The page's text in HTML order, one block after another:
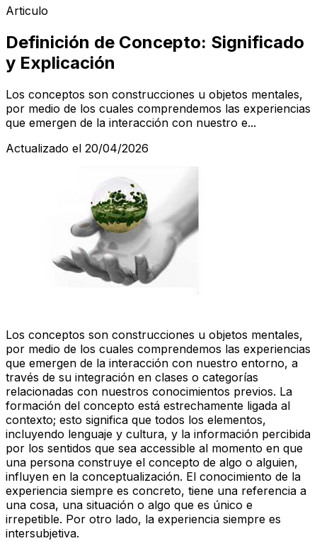
Articulo
Definición de Concepto: Significado
y Explicación
Los conceptos son construcciones u objetos mentales,
por medio de los cuales comprendemos las experiencias
que emergen de la interacción con nuestro e...
Actualizado el 20/04/2026
Los conceptos son construcciones u objetos mentales,
por medio de los cuales comprendemos las experiencias
que emergen de la interacción con nuestro entorno, a
través de su integración en clases o categorías
relacionadas con nuestros conocimientos previos. La
formación del concepto está estrechamente ligada al
contexto; esto significa que todos los elementos,
incluyendo lenguaje y cultura, y la información percibida
por los sentidos que sea accessible al momento en que
una persona construye el concepto de algo o alguien,
influyen en la conceptualización. El conocimiento de la
experiencia siempre es concreto, tiene una referencia a
una cosa, una situación o algo que es único e
irrepetible. Por otro lado, la experiencia siempre es
intersubjetiva.